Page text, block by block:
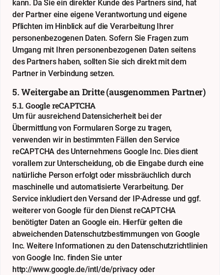
kann. Da Sie ein direkter Kunde des Partners sind, hat
der Partner eine eigene Verantwortung und eigene
Pflichten im Hinblick auf die Verarbeitung Ihrer
personenbezogenen Daten. Sofern Sie Fragen zum
Umgang mit Ihren personenbezogenen Daten seitens
des Partners haben, sollten Sie sich direkt mit dem
Partner in Verbindung setzen.
5. Weitergabe an Dritte (ausgenommen Partner)
5.1. Google reCAPTCHA
Um für ausreichend Datensicherheit bei der
Übermittlung von Formularen Sorge zu tragen,
verwenden wir in bestimmten Fällen den Service
reCAPTCHA des Unternehmens Google Inc. Dies dient
vorallem zur Unterscheidung, ob die Eingabe durch eine
natürliche Person erfolgt oder missbräuchlich durch
maschinelle und automatisierte Verarbeitung. Der
Service inkludiert den Versand der IP-Adresse und ggf.
weiterer von Google für den Dienst reCAPTCHA
benötigter Daten an Google ein. Hierfür gelten die
abweichenden Datenschutzbestimmungen von Google
Inc. Weitere Informationen zu den Datenschutzrichtlinien
von Google Inc. finden Sie unter
http://www.google.de/intl/de/privacyoder